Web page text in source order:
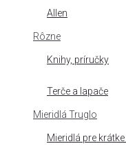
Allen
Rôzne
Knihy, príručky
Terče a lapače
Mieridlá Truglo
Mieridlá pre